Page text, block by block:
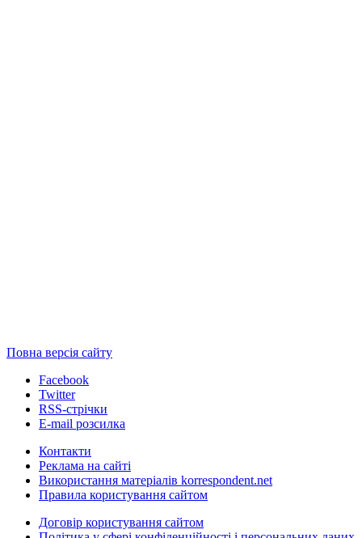
Повна версія сайту
Facebook
Twitter
RSS-стрічки
E-mail розсилка
Контакти
Реклама на сайті
Використання матеріалів korrespondent.net
Правила користування сайтом
Договір користування сайтом